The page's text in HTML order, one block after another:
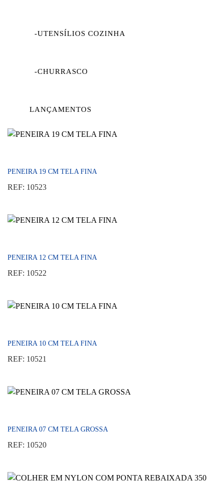
-UTENSÍLIOS COZINHA
-CHURRASCO
LANÇAMENTOS
PENEIRA 19 CM TELA FINA
REF: 10523
PENEIRA 12 CM TELA FINA
REF: 10522
PENEIRA 10 CM TELA FINA
REF: 10521
PENEIRA 07 CM TELA GROSSA
REF: 10520